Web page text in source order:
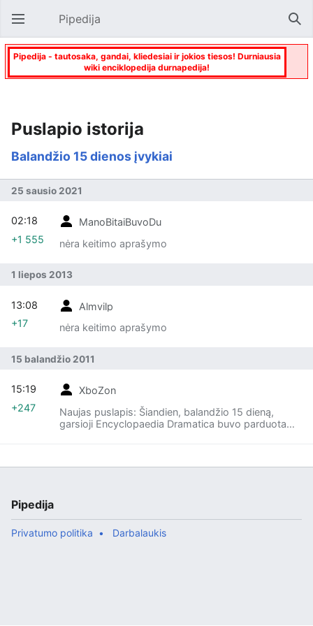
Atverti pagrindinį meniu Pipedija
Pipedija - tautosaka, gandai, kliedesiai ir jokios tiesos! Durniausia
wiki enciklopedija durnapedija!
Puslapio istorija
Balandžio 15 dienos įvykiai
25 sausio 2021
ManoBitaiBuvoDu
nėra keitimo aprašymo
02:18
+1 555
1 liepos 2013
Almvilp
nėra keitimo aprašymo
13:08
+17
15 balandžio 2011
XboZon
Naujas puslapis: Šiandien, balandžio 15 dieną,
garsioji Encyclopaedia Dramatica buvo parduota
15:19
+247
Pipedija
Privatumo politika Darbalaukis